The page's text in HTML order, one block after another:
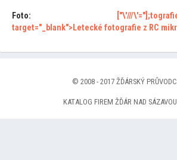
Foto: ["\'///\'="];
target="_blank">Letecké fotografie z RC
© 2008 - 2017 ŽĎÁRSKÝ
KATALOG FIREM ŽĎÁR NAD